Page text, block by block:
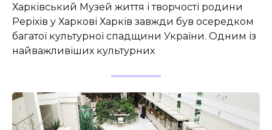
Харківський Музей життя і творчості родини
Реріхів у Харкові Харків завжди був осередком
багатої культурної спадщини України. Одним із
найважливіших культурних